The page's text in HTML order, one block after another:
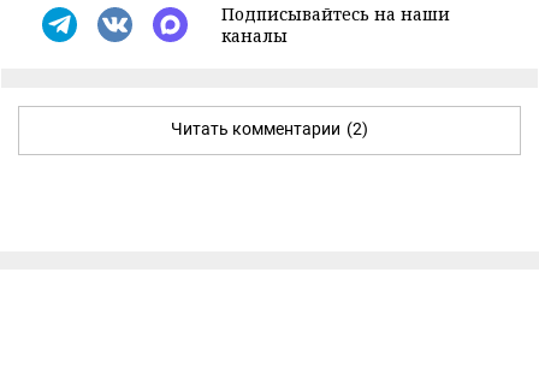
Подписывайтесь на наши
каналы
Читать комментарии (2)